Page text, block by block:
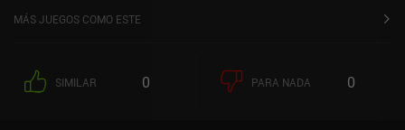
MÁS JUEGOS COMO ESTE
SIMILAR 0 PARA NADA 0